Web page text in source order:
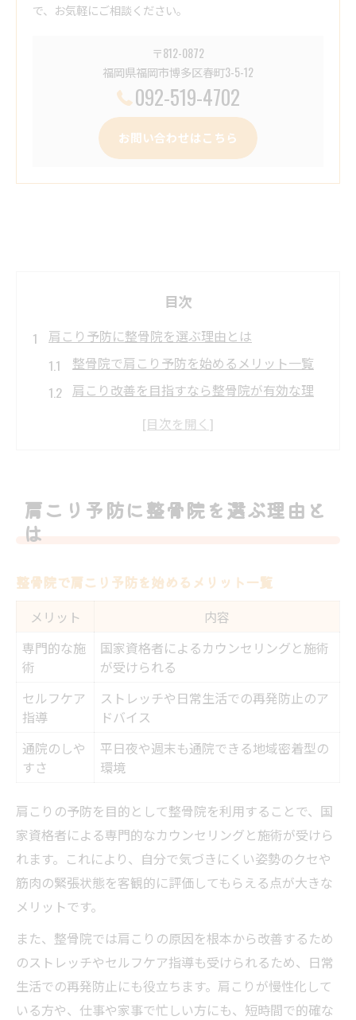
で、お気軽にご相談ください。
〒812-0872
福岡県福岡市博多区春町3-5-12
092-519-4702
お問い合わせはこちら
目次
肩こり予防に整骨院を選ぶ理由とは
整骨院で肩こり予防を始めるメリット一覧
肩こり改善を目指すなら整骨院が有効な理
肩こり予防と整骨院施術の違いを知ろう
整骨院独自の肩こり根本改善アプローチ比
肩こりに効く整骨院施術の特徴を解説
整骨院選びで重視すべきポイントとは
根本改善を叶える整骨院の施術内容まとめ
肩こり再発防止のための整骨院通院法
資格保持者による整骨院施術の信頼度一覧
肩こり予防に役立つ整骨院施術の流れ
国家資格者が行う肩こり対策の実際
整骨院で安心して受けられる肩こりケア
肩こり予防に必要な整骨院のチェックポイ
ント
施術時の服装や女性の不安にも丁寧対応
整骨院での服装マナーと女性の安心ポイン
ト一覧
施術時に気になる服装の注意点を解説
肩こり予防に整骨院を選ぶ理由と
は
整骨院で肩こり予防を始めるメリット一覧
メリット
内容
専門的な施
術
国家資格者によるカウンセリングと施術
が受けられる
セルフケア
指導
ストレッチや日常生活での再発防止のア
ドバイス
通院のしや
すさ
平日夜や週末も通院できる地域密着型の
環境
肩こりの予防を目的として整骨院を利用することで、国
家資格者による専門的なカウンセリングと施術が受けら
れます。これにより、自分で気づきにくい姿勢のクセや
筋肉の緊張状態を客観的に評価してもらえる点が大きな
メリットです。
また、整骨院では肩こりの原因を根本から改善するため
のストレッチやセルフケア指導も受けられるため、日常
生活での再発防止にも役立ちます。肩こりが慢性化して
いる方や、仕事や家事で忙しい方にも、短時間で的確な